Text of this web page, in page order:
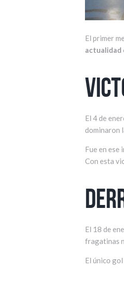
El primer
actualidad
El 4 de
dominaron
Fue en
Con esta
El 18 de
fragatinas
El único